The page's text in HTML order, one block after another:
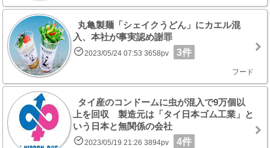
丸亀製麺「シェイクうどん」にカエル混
入、本社が事実認め謝罪
2023/05/24 07:53 3658pv 3件
フード
タイ産のコンドームに虫が混入で9万個以
上を回収 製造元は「タイ日本ゴム工業」と
いう日本と無関係の会社
2023/05/19 21:26 3894pv 4件